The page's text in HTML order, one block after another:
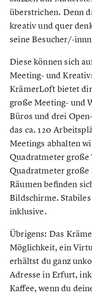
überstrichen. Denn
kreativ und quer
seine Besucher/-
Diese können sich
Meeting- und
KrämerLoft bietet
große Meeting- und
Büros und drei
das ca. 120
Meetings abhalten
Quadratmeter große
Quadratmeter
Räumen befinden
Bildschirme.
inklusive.
Übrigens: Das
Möglichkeit, ein
erhältst du ganz
Adresse in Erfurt,
Kaffee, wenn du